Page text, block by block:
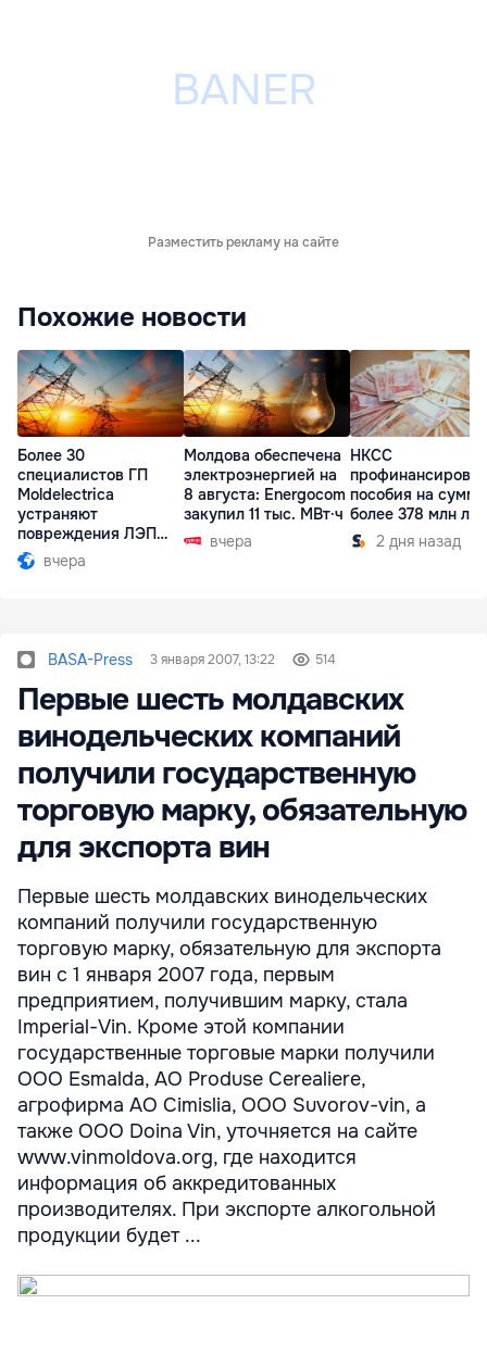
Разместить рекламу на сайте
Похожие новости
Более 30
специалистов ГП
Moldelectrica
устраняют
повреждения ЛЭП
Бельцы-Днестровск
вчера
Молдова обеспечена
электроэнергией на
8 августа: Energocom
закупил 11 тыс. МВт·ч
вчера
НКСС
пособия на сумму
более 378 млн
2 дня назад
BASA-Press 3 января 2007, 13:22 514
Первые шесть молдавских
винодельческих компаний
получили государственную
торговую марку, обязательную
для экспорта вин
Первые шесть молдавских винодельческих
компаний получили государственную
торговую марку, обязательную для экспорта
вин с 1 января 2007 года, первым
предприятием, получившим марку, стала
Imperial-Vin. Кроме этой компании
государственные торговые марки получили
ООО Esmalda, АО Produse Cerealiere,
агрофирма АО Cimislia, ООО Suvorov-vin, а
также ООО Doina Vin, уточняется на сайте
www.vinmoldova.org, где находится
информация об аккредитованных
производителях. При экспорте алкогольной
продукции будет ...